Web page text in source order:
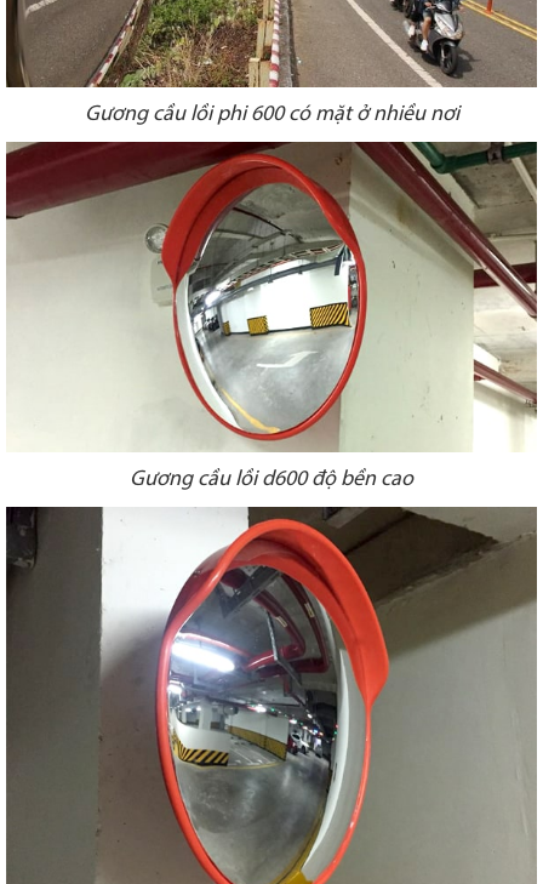
Gương cầu lồi phi 600 có mặt ở nhiều nơi
Gương cầu lồi d600 độ bền cao